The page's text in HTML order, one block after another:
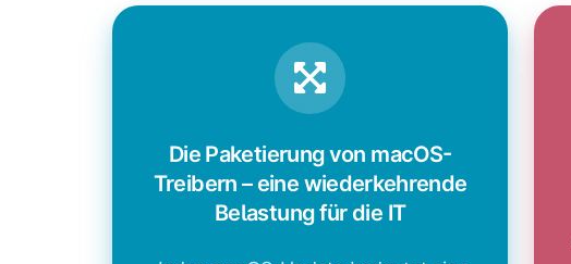
Die Paketierung von macOS-
Treibern – eine wiederkehrende
Belastung für die IT